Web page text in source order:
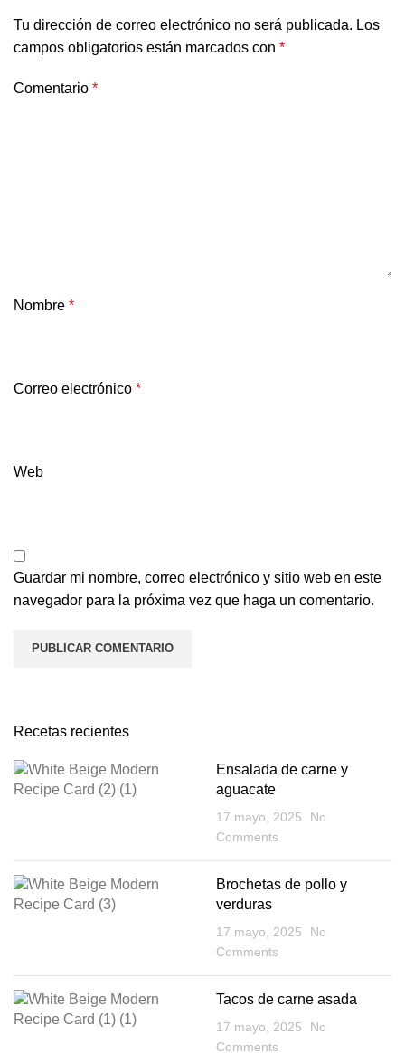
Tu dirección de correo electrónico no será publicada. Los
campos obligatorios están marcados con *
Comentario *
Nombre *
Correo electrónico *
Web
Guardar mi nombre, correo electrónico y sitio web en este
navegador para la próxima vez que haga un comentario.
Recetas recientes
Ensalada de carne y
aguacate
17 mayo, 2025
No
Comments
Brochetas de pollo y
verduras
17 mayo, 2025
No
Comments
Tacos de carne asada
17 mayo, 2025
No
Comments